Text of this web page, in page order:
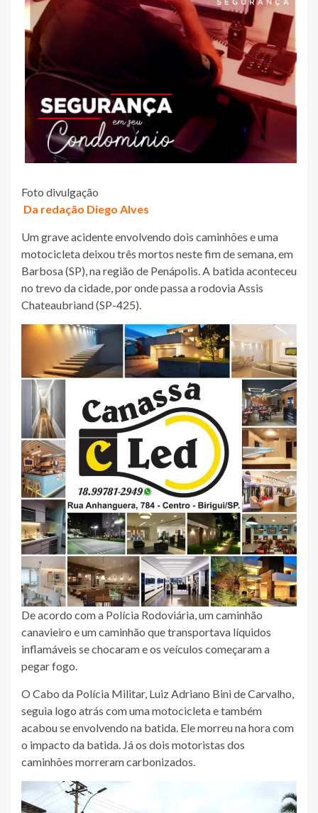
Foto divulgação
Da redação Diego Alves
Um grave acidente envolvendo dois caminhões e uma
motocicleta deixou três mortos neste fim de semana, em
Barbosa (SP), na região de Penápolis. A batida aconteceu
no trevo da cidade, por onde passa a rodovia Assis
Chateaubriand (SP-425).
De acordo com a Polícia Rodoviária, um caminhão
canavieiro e um caminhão que transportava líquidos
inflamáveis se chocaram e os veículos começaram a
pegar fogo.
O Cabo da Polícia Militar, Luiz Adriano Bini de Carvalho,
seguia logo atrás com uma motocicleta e também
acabou se envolvendo na batida. Ele morreu na hora com
o impacto da batida. Já os dois motoristas dos
caminhões morreram carbonizados.